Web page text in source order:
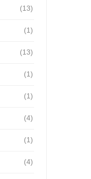
(13)
(1)
(13)
(1)
(1)
(4)
(1)
(4)